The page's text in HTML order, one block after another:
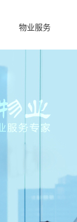
物业服务